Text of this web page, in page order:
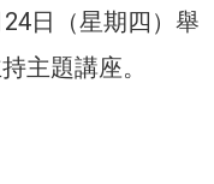
日（星期四）舉
主題講座。